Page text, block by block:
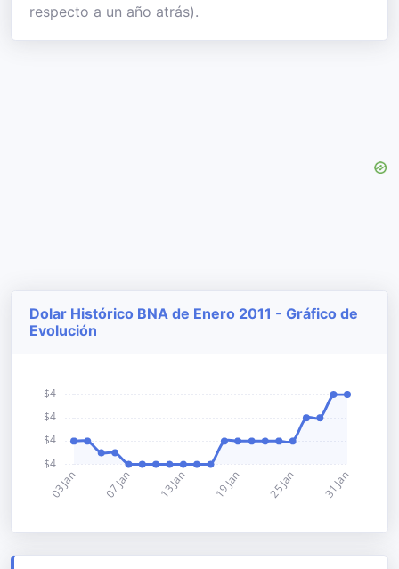
respecto a un año atrás).
Dolar Histórico BNA de Enero 2011 - Gráfico de
Evolución